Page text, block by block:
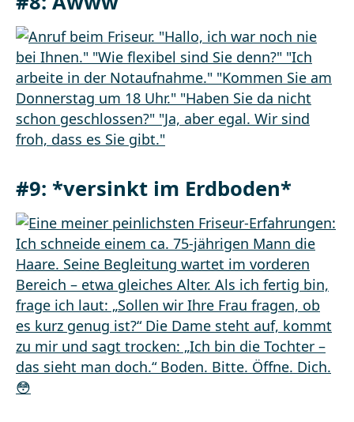
#9: *versinkt im Erdboden*